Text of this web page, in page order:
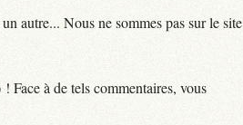
autre... Nous ne sommes pas sur le site
Face à de tels commentaires, vous